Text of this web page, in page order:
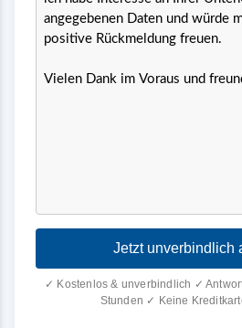
Jetzt unverbindlich
✓ Kostenlos & unverbindlich ✓
Stunden ✓ Keine